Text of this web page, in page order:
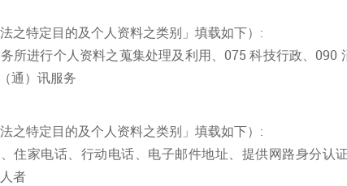
之特定目的及个人资料之类别」填载如下）:
所进行个人资料之蒐集处理及利用、075 科技行政、090
通）讯服务
之特定目的及个人资料之类别」填载如下）:
住家电话、行动电话、电子邮件地址、提供网路身分认
者